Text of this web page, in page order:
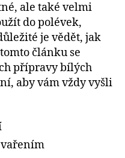
ale také velmi
do polévek,
je vědět, jak
článku se
přípravy bílých
aby vám vždy vyšli